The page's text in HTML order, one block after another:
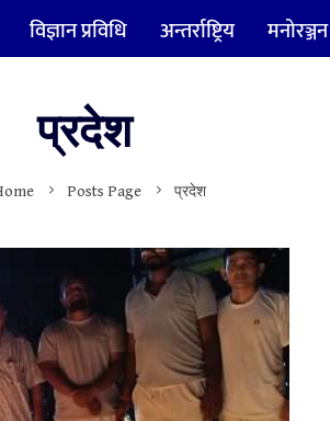
विज्ञान प्रविधि अन्तर्राष्ट्रिय मनोरञ्जन
प्रदेश
Posts Page प्रदेश